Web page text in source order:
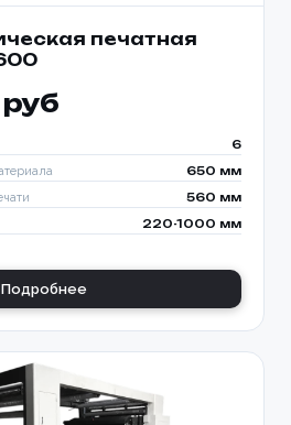
печатная
6
650 мм
560 мм
220-1000 мм
Подробнее